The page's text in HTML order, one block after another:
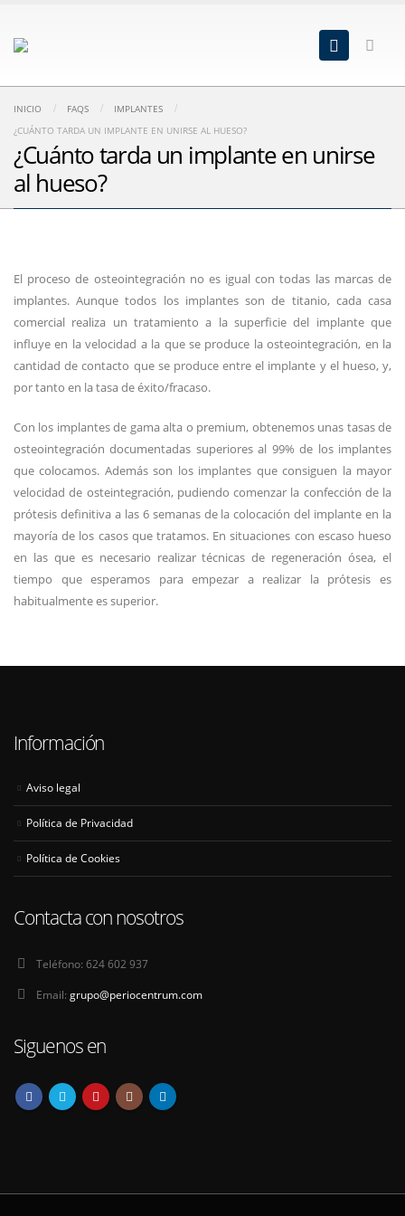
INICIO FAQS
IMPLANTES
¿CUÁNTO TARDA UN IMPLANTE EN UNIRSE AL HUESO?
¿Cuánto tarda un implante en unirse
al hueso?
El proceso de osteointegración no es igual con todas las marcas de
implantes. Aunque todos los implantes son de titanio, cada casa
comercial realiza un tratamiento a la superficie del implante que
influye en la velocidad a la que se produce la osteointegración, en la
cantidad de contacto que se produce entre el implante y el hueso, y,
por tanto en la tasa de éxito/fracaso.
Con los implantes de gama alta o premium, obtenemos unas tasas de
osteointegración documentadas superiores al 99% de los implantes
que colocamos. Además son los implantes que consiguen la mayor
velocidad de osteintegración, pudiendo comenzar la confección de la
prótesis definitiva a las 6 semanas de la colocación del implante en la
mayoría de los casos que tratamos. En situaciones con escaso hueso
en las que es necesario realizar técnicas de regeneración ósea, el
tiempo que esperamos para empezar a realizar la prótesis es
habitualmente es superior.
Información
Aviso legal
Política de Privacidad
Política de Cookies
Contacta con nosotros
Teléfono: 624 602 937
Email: grupo@periocentrum.com
Siguenos en